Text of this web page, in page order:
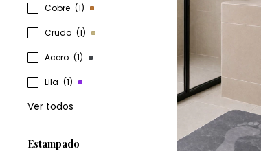
Cobre (1)
Crudo (1)
Acero (1)
Lila (1)
Ver todos
Estampado